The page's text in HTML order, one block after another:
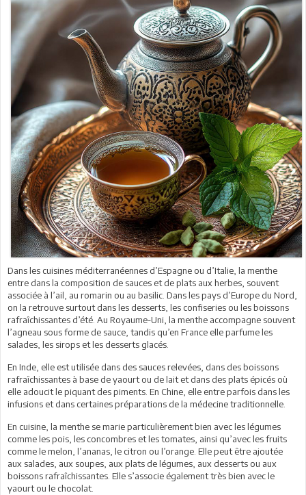
Dans les cuisines méditerranéennes d’Espagne ou d’Italie, la menthe
entre dans la composition de sauces et de plats aux herbes, souvent
associée à l’ail, au romarin ou au basilic. Dans les pays d’Europe du Nord,
on la retrouve surtout dans les desserts, les confiseries ou les boissons
rafraîchissantes d’été. Au Royaume-Uni, la menthe accompagne souvent
l’agneau sous forme de sauce, tandis qu’en France elle parfume les
salades, les sirops et les desserts glacés.
En Inde, elle est utilisée dans des sauces relevées, dans des boissons
rafraîchissantes à base de yaourt ou de lait et dans des plats épicés où
elle adoucit le piquant des piments. En Chine, elle entre parfois dans les
infusions et dans certaines préparations de la médecine traditionnelle.
En cuisine, la menthe se marie particulièrement bien avec les légumes
comme les pois, les concombres et les tomates, ainsi qu’avec les fruits
comme le melon, l’ananas, le citron ou l’orange. Elle peut être ajoutée
aux salades, aux soupes, aux plats de légumes, aux desserts ou aux
boissons rafraîchissantes. Elle s’associe également très bien avec le
yaourt ou le chocolat.